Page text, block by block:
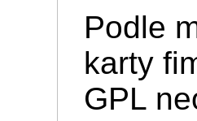
Podle
karty
GPL